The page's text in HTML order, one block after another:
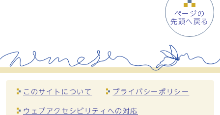
ページの
先頭へ戻る
このサイトについて プライバシーポリシー
ウェブアクセシビリティへの対応